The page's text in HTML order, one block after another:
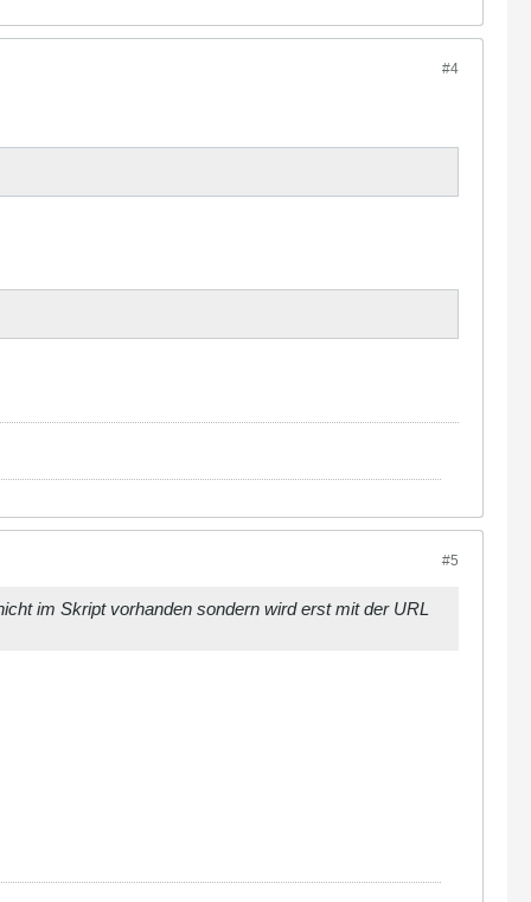
#4
#5
im Skript vorhanden sondern wird erst mit der URL